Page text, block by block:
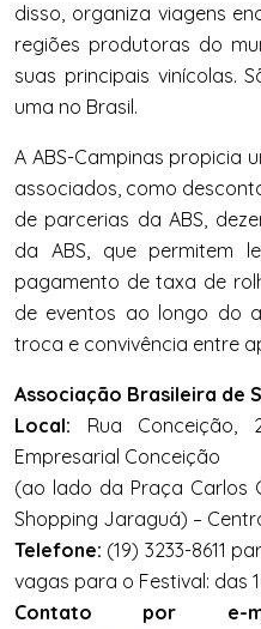
disso, organiza viagens
regiões produtoras do
suas principais vinícolas.
uma no Brasil.
A ABS-Campinas propicia
associados, como
de parcerias da ABS,
da ABS, que permitem
pagamento de taxa de
de eventos ao longo do
troca e convivência entre
Associação Brasileira de
Local: Rua Conceição,
Empresarial Conceição
(ao lado da Praça Carlos
Shopping Jaraguá) –
Telefone: (19) 3233-8611
vagas para o Festival: das
Contato por e-